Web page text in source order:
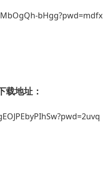
bHgg?pwd=mdfx
载地址：